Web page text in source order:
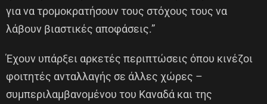
για να τρομοκρατήσουν τους στόχους τους να
λάβουν βιαστικές αποφάσεις.”
Έχουν υπάρξει αρκετές περιπτώσεις όπου κινέζοι
φοιτητές ανταλλαγής σε άλλες χώρες –
συμπεριλαμβανομένου του Καναδά και της